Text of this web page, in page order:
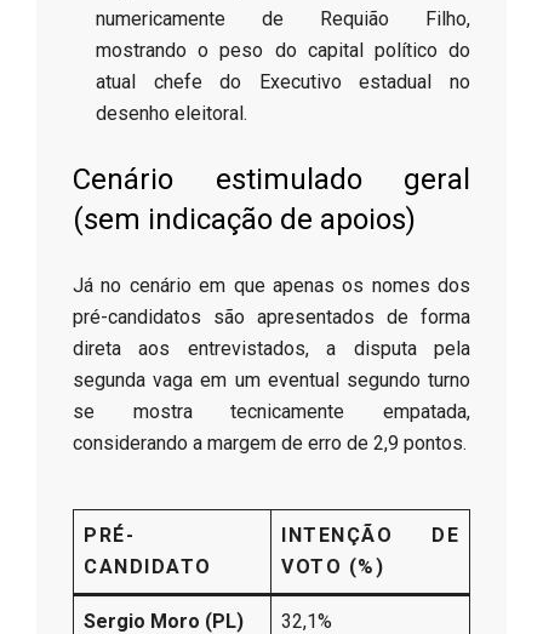
numericamente de Requião Filho,
mostrando o peso do capital político do
atual chefe do Executivo estadual no
desenho eleitoral.
Cenário estimulado geral
(sem indicação de apoios)
Já no cenário em que apenas os nomes dos
pré-candidatos são apresentados de forma
direta aos entrevistados, a disputa pela
segunda vaga em um eventual segundo turno
se mostra tecnicamente empatada,
considerando a margem de erro de 2,9 pontos.
PRÉ-
CANDIDATO
INTENÇÃO DE
VOTO (%)
Sergio Moro (PL) 32,1%